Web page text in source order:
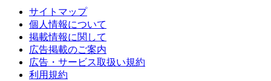
サイトマップ
個人情報について
掲載情報に関して
広告掲載のご案内
広告・サービス取扱い規約
利用規約